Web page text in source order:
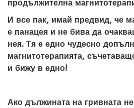
продължителна
И все пак, имай предвид, че
е панацея и не бива да
нея. Тя е едно чудесно
магнитотерапията,
и бижу в едно!
Ако дължината на гривната